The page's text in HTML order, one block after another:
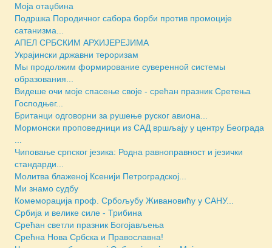
Моја отаџбина
Подршка Породичног сабора борби против промоције
сатанизма...
АПЕЛ СРБСКИМ АРХИЈЕРЕЈИМА
Украјински државни тероризам
Мы продолжим формирование суверенной системы
образования...
Видеше очи моје спасење своје - срећан празник Сретења
Господњег...
Британци одговорни за рушење руског авиона...
Мормонски проповедници из САД вршљају у центру Београда
...
Чиповање српског језика: Родна равноправност и језички
стандарди...
Молитва блаженој Ксенији Петроградској...
Ми знамо судбу
Комеморација проф. Србољубу Живановићу у САНУ...
Србија и велике силе - Трибина
Срећан светли празник Богојављења
Срећна Нова Србска и Православна!